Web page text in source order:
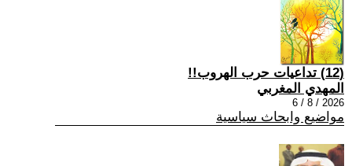
(12) تداعيات حرب الهروب!!
المهدي المغربي
2026 / 8 / 6
مواضيع وابحاث سياسية